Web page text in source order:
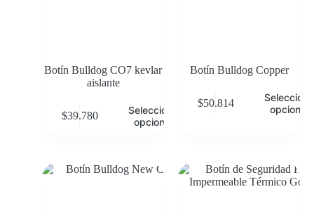
Botín Bulldog CO7 kevlar
aislante
$39.780
Seleccionar
opciones
Botín Bulldog Copper
$50.814
opciones